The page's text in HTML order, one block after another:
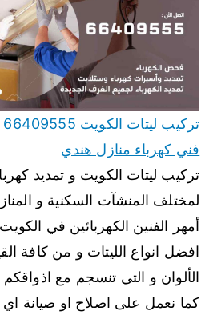
فني كهرباء منازل هندي
تركيب ليتات الكويت و تمديد
لمختلف المنشآت السكنية و
أمهر الفنين الكهربائين في
افضل انواع الليتات و من كافة
الألوان و التي تنسجم مع اذواقكم
كما نعمل على اصلاح او صيانة